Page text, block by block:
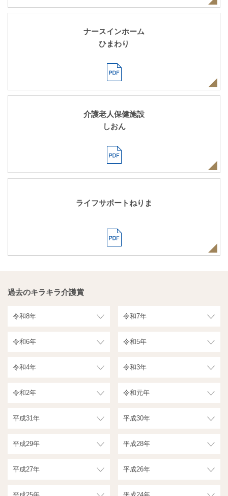
ナースインホーム
ひまわり
介護老人保健施設
しおん
ライフサポートねりま
過去のキラキラ介護賞